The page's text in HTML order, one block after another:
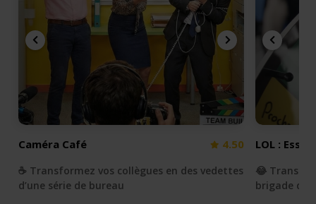
Caméra Café 4.50
☕️ Transformez vos collègues en des vedettes
d’une série de bureau
LOL :
😂
brigade du